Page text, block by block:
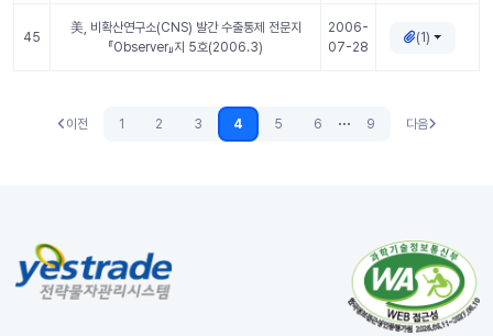
45
美, 비확산연구소(CNS) 발간 수출통제 전문지
『Observer』지 5호(2006.3)
2006-
07-28
(1)
이전
이전 1 2 3 4 5 6 ... 9 다음
다음